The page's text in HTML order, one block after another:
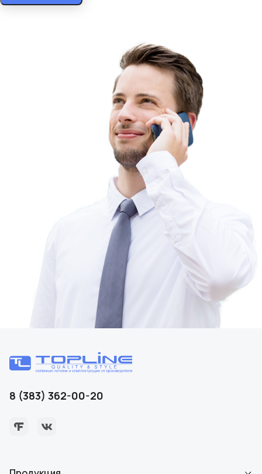
8 (383) 362-00-20